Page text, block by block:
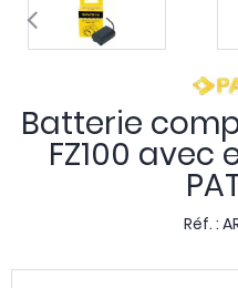
Batterie
FZ100 avec
Réf. :